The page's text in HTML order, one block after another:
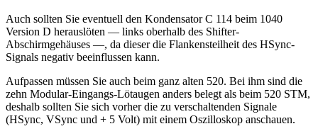
Auch sollten Sie eventuell den Kondensator C 114 beim 1040
Version D herauslöten — links oberhalb des Shifter-
Abschirmgehäuses —, da dieser die Flankensteilheit des HSync-
Signals negativ beeinflussen kann.
Aufpassen müssen Sie auch beim ganz alten 520. Bei ihm sind die
zehn Modular-Eingangs-Lötaugen anders belegt als beim 520 STM,
deshalb sollten Sie sich vorher die zu verschaltenden Signale
(HSync, VSync und + 5 Volt) mit einem Oszilloskop anschauen.